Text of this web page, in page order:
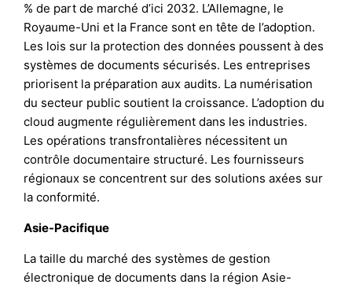
% de part de marché d’ici 2032. L’Allemagne, le
Royaume-Uni et la France sont en tête de l’adoption.
Les lois sur la protection des données poussent à des
systèmes de documents sécurisés. Les entreprises
priorisent la préparation aux audits. La numérisation
du secteur public soutient la croissance. L’adoption du
cloud augmente régulièrement dans les industries.
Les opérations transfrontalières nécessitent un
contrôle documentaire structuré. Les fournisseurs
régionaux se concentrent sur des solutions axées sur
la conformité.
Asie-Pacifique
La taille du marché des systèmes de gestion
électronique de documents dans la région Asie-